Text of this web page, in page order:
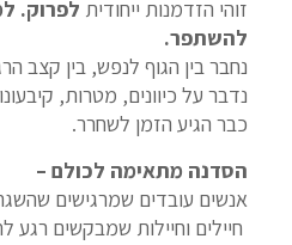
זוהי הזדמנות ייחודית לפרוק.
להשתפר.
נחבר בין הגוף לנפש, בין קצב
נדבר על כיוונים, מטרות,
כבר הגיע הזמן לשחרר.
הסדנה מתאימה לכולם –
אנשים עובדים שמרגישים
חיילים וחיילות שמבקשים רגע